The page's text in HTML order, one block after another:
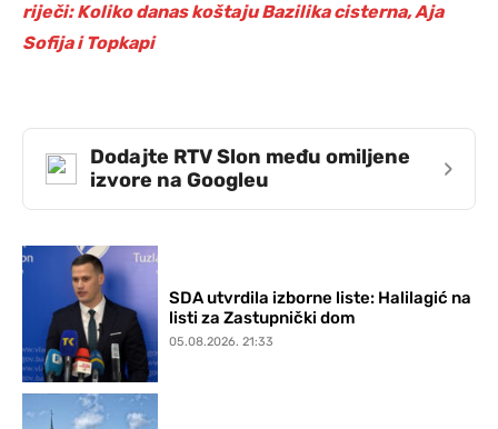
riječi: Koliko danas koštaju Bazilika cisterna, Aja
Sofija i Topkapi
Dodajte RTV Slon među omiljene
izvore na Googleu
›
SDA utvrdila izborne liste: Halilagić na
listi za Zastupnički dom
05.08.2026. 21:33